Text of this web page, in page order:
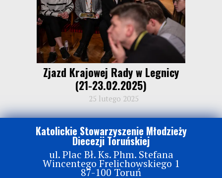
Zjazd Krajowej Rady w Legnicy
(21-23.02.2025)
25 lutego 2025
Katolickie Stowarzyszenie Młodzieży
Diecezji Toruńskiej
ul. Plac Bł. Ks. Phm. Stefana
Wincentego Frelichowskiego 1
87-100 Toruń